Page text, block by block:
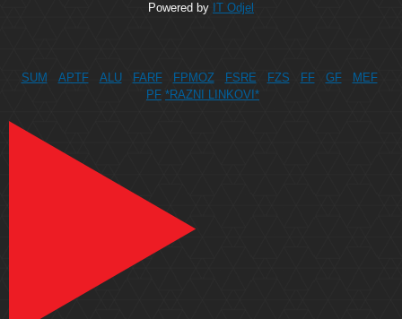
Powered by IT Odjel
SUM APTF ALU FARF FPMOZ FSRE FZS FF GF
MEF
PF *RAZNI LINKOVI*